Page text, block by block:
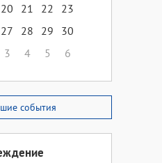
20 21 22
23
27 28 29
30
3 4 5 6
события